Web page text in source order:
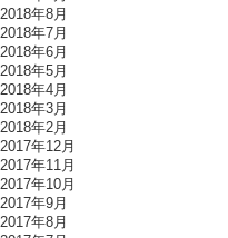
2018年8月
2018年7月
2018年6月
2018年5月
2018年4月
2018年3月
2018年2月
2017年12月
2017年11月
2017年10月
2017年9月
2017年8月